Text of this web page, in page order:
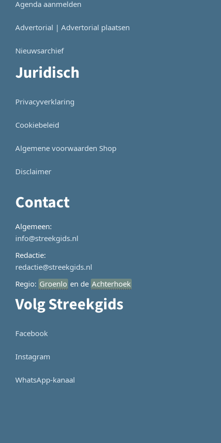
Agenda aanmelden
Advertorial | Advertorial plaatsen
Nieuwsarchief
Juridisch
Privacyverklaring
Cookiebeleid
Algemene voorwaarden Shop
Disclaimer
Contact
Algemeen:
info@streekgids.nl
Redactie:
redactie@streekgids.nl
Regio: Groenlo en de Achterhoek
Volg Streekgids
Facebook
Instagram
WhatsApp-kanaal